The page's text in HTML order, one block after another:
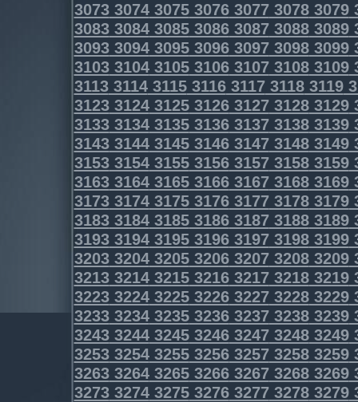
3073307430753076307730783079
3083308430853086308730883089
3093309430953096309730983099
3103310431053106310731083109
3113311431153116311731183119
3123312431253126312731283129
3133313431353136313731383139
3143314431453146314731483149
3153315431553156315731583159
3163316431653166316731683169
3173317431753176317731783179
3183318431853186318731883189
3193319431953196319731983199
3203320432053206320732083209
3213321432153216321732183219
3223322432253226322732283229
3233323432353236323732383239
3243324432453246324732483249
3253325432553256325732583259
3263326432653266326732683269
3273327432753276327732783279